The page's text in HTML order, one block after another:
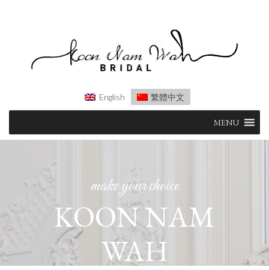
English 繁體中文
content
MENU
make your choice
KOON NAM
WAH